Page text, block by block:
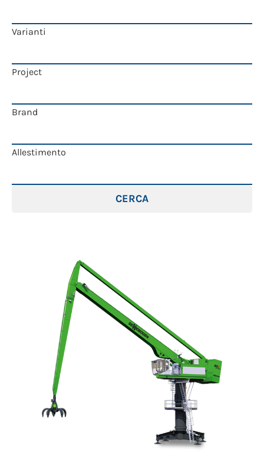
Varianti
Project
Brand
Allestimento
CERCA